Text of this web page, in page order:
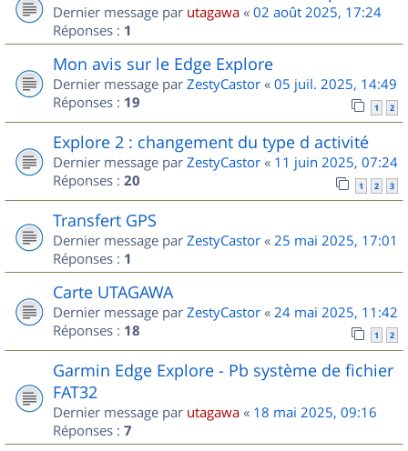
Dernier message par utagawa « 02 août 2025, 17:24
Réponses : 1
Mon avis sur le Edge Explore
Dernier message par ZestyCastor « 05 juil. 2025, 14:49
Réponses : 19 1 2
Explore 2 : changement du type d activité
Dernier message par ZestyCastor « 11 juin 2025, 07:24
Réponses : 20 1 2 3
Transfert GPS
Dernier message par ZestyCastor « 25 mai 2025, 17:01
Réponses : 1
Carte UTAGAWA
Dernier message par ZestyCastor « 24 mai 2025, 11:42
Réponses : 18 1 2
Garmin Edge Explore - Pb système de fichier
FAT32
Dernier message par utagawa « 18 mai 2025, 09:16
Réponses : 7